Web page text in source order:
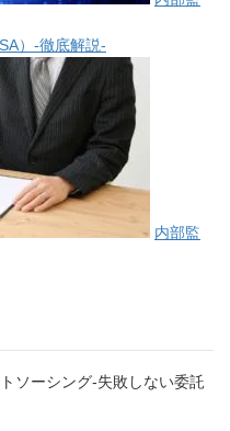
ソーシング-失敗しない委託